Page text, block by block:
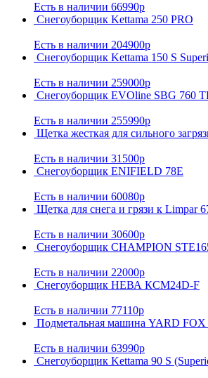
Есть в наличии 66990р
Снегоуборщик Kettama 250 PRO
Есть в наличии 204900р
Снегоуборщик Kettama 150 S
Есть в наличии 259000р
Снегоуборщик EVOline SBG 760
Есть в наличии 255990р
Щетка жесткая для сильного
Есть в наличии 31500р
Снегоуборщик ENIFIELD 78Е
Есть в наличии 60080р
Щетка для снега и грязи к Limpar
Есть в наличии 30600р
Снегоуборщик CHAMPION
Есть в наличии 22000р
Снегоуборщик НЕВА КСМ24D-F
Есть в наличии 77110р
Подметальная машина YARD FOX
Есть в наличии 63990р
Снегоуборщик Kettama 90 S